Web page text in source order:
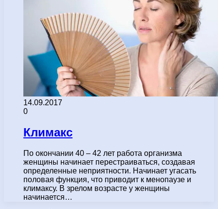
14.09.2017
0
Климакс
По окончании 40 – 42 лет работа организма
женщины начинает перестраиваться, создавая
определенные неприятности. Начинает угасать
половая функция, что приводит к менопаузе и
климаксу. В зрелом возрасте у женщины
начинается…